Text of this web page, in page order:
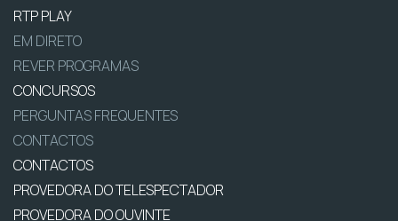
RTP PLAY
EM DIRETO
REVER PROGRAMAS
CONCURSOS
PERGUNTAS FREQUENTES
CONTACTOS
CONTACTOS
PROVEDORA DO TELESPECTADOR
PROVEDORA DO OUVINTE